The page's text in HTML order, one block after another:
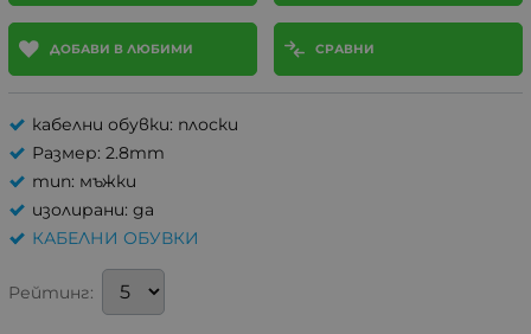
ДОБАВИ В ЛЮБИМИ СРАВНИ
кабелни обувки: плоски
Размер: 2.8mm
тип: мъжки
изолирани: да
КАБЕЛНИ ОБУВКИ
Рейтинг: